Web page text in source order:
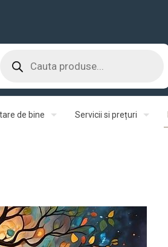
search
de bine Servicii si prețuri